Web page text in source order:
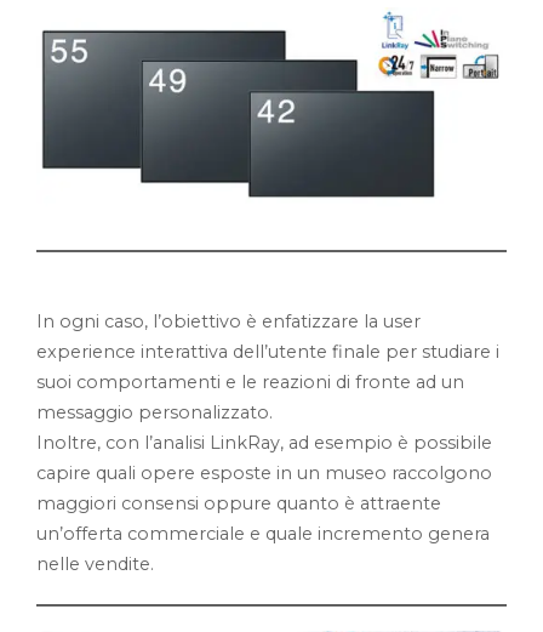
In ogni caso, l’obiettivo è enfatizzare la user
experience interattiva dell’utente finale per studiare i
suoi comportamenti e le reazioni di fronte ad un
messaggio personalizzato.
Inoltre, con l’analisi LinkRay, ad esempio è possibile
capire quali opere esposte in un museo raccolgono
maggiori consensi oppure quanto è attraente
un’offerta commerciale e quale incremento genera
nelle vendite.